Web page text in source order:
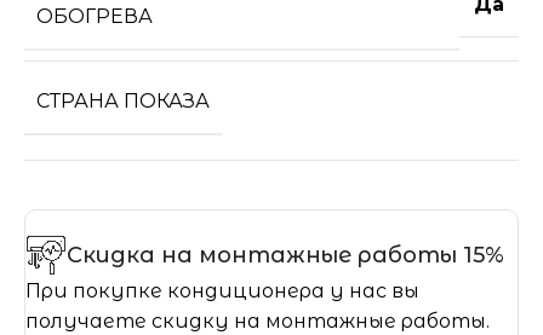
ОБОГРЕВА
СТРАНА ПОКАЗА
Скидка на монтажные работы 15%
При покупке кондиционера у нас вы
получаете скидку на монтажные работы.